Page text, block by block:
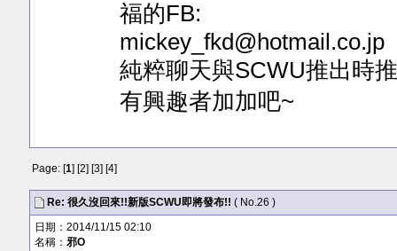
福的FB:
mickey_fkd@hotmail.co.jp
純粹聊天與SCWU推出時
有興趣者加加吧~
Page: [1] [2] [3] [4]
Re: 很久沒回來!!新版SCWU即將發布!! ( No.26 )
日期：2014/11/15 02:10
名稱： 邪O